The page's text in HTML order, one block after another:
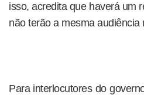
isso, acredita que haverá um
não terão a mesma audiência
Para interlocutores do